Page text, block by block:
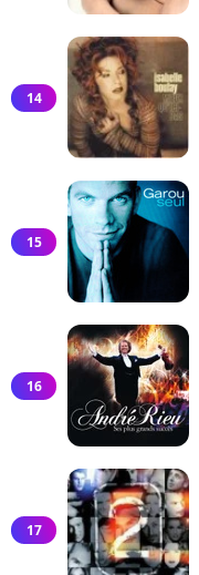
14
15
16
17